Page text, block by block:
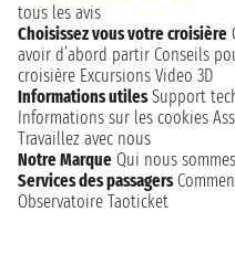
tous les avis
Choisissez vous votre croisière
avoir d’abord partir Conseils
croisière Excursions Video 3D
Informations utiles Support
Informations sur les cookies
Travaillez avec nous
Notre Marque Qui nous sommes
Services des passagers
Observatoire Taoticket